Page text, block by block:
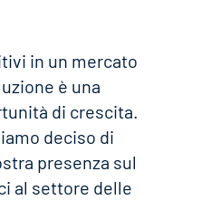
in un mercato
è una
di crescita.
deciso di
presenza sul
al settore delle